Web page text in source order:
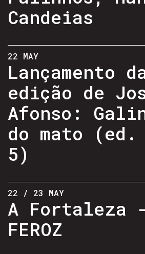
Candeias
22 MAY
Lançamento
edição de
Afonso:
do mato (ed.
5)
22 / 23 MAY
A Fortaleza
FEROZ